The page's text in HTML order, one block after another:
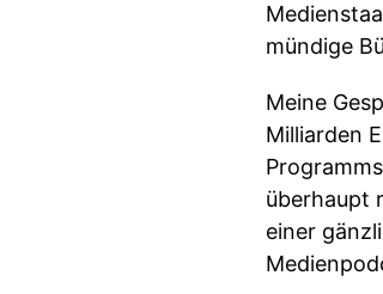
mündige
Meine
Milliarden
überhaupt
einer